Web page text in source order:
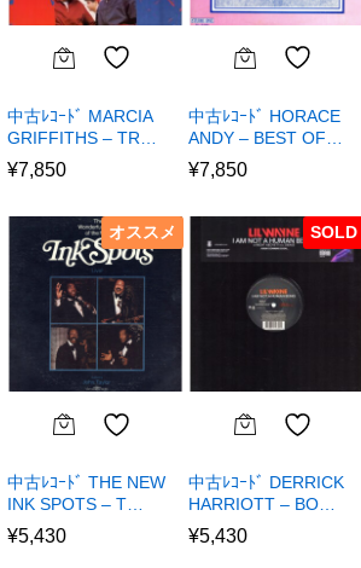
中古ﾚｺｰﾄﾞ MARCIA
GRIFFITHS – TR…
¥7,850
中古ﾚｺｰﾄﾞ HORACE
ANDY – BEST OF…
¥7,850
オススメ
中古ﾚｺｰﾄﾞ THE NEW
INK SPOTS – T…
¥5,430
SOLD
中古ﾚｺｰﾄﾞ DERRICK
HARRIOTT – BO…
¥5,430